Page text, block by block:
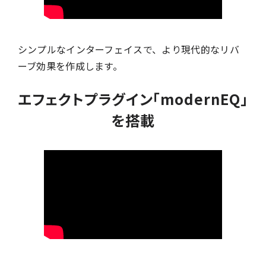
シンプルなインターフェイスで、より現代的なリバ
ーブ効果を作成します。
エフェクトプラグイン「modernEQ」
を搭載